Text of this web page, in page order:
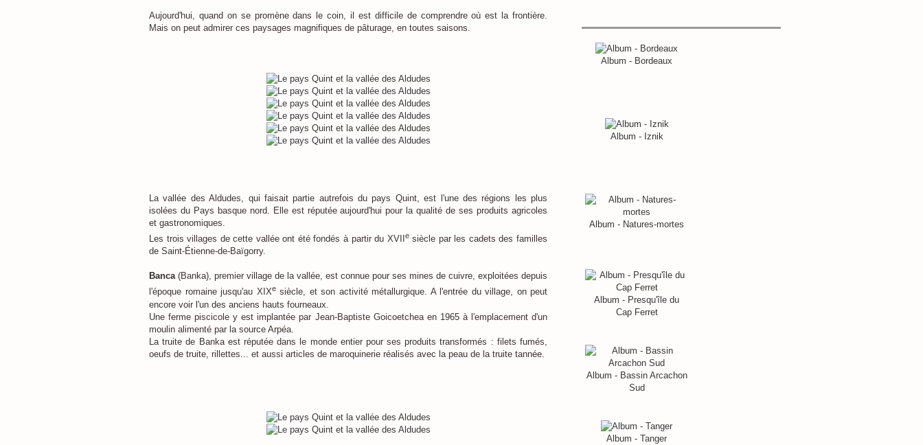
Aujourd'hui, quand on se promène dans le coin, il est difficile de comprendre où est la frontière.
Mais on peut admirer ces paysages magnifiques de pâturage, en toutes saisons.
La vallée des Aldudes, qui faisait partie autrefois du pays Quint, est l'une des régions les plus
isolées du Pays basque nord. Elle est réputée aujourd'hui pour la qualité de ses produits agricoles
et gastronomiques.
Les trois villages de cette vallée ont été fondés à partir du XVII
esiècle par les cadets des familles
de Saint-Étienne-de-Baïgorry.
Banca(Banka), premier village de la vallée, est connue pour ses mines de cuivre, exploitées depuis
l'époque romaine jusqu'au XIXesiècle, et son activité métallurgique. A l'entrée du village, on peut
encore voir l'un des anciens hauts fourneaux.
Une ferme piscicole y est implantée par Jean-Baptiste Goicoetchea en 1965 à l'emplacement d'un
moulin alimenté par la source Arpéa.
La truite de Banka est réputée dans le monde entier pour ses produits transformés : filets fumés,
oeufs de truite, rillettes... et aussi articles de maroquinerie réalisés avec la peau de la truite tannée.
Album - Bordeaux
Album - Iznik
Album - Natures-mortes
Album - Presqu'île du
Cap Ferret
Album - Bassin Arcachon
Sud
Album - Tanger